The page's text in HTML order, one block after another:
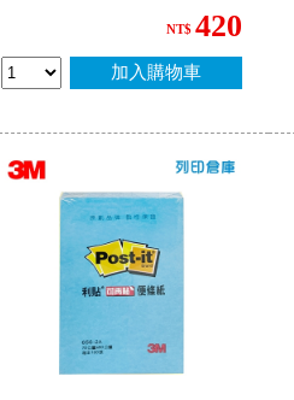
NT$ 420
加入購物車